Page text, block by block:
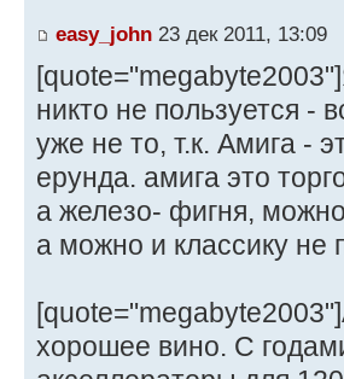
easy_john 23 дек 2011, 13:09
никто не пользуется -
уже не то, т.к. Амига -
ерунда. амига это
а железо- фигня,
а можно и классику не
хорошее вино. С